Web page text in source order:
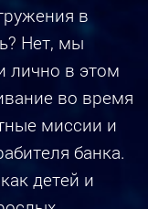
в
Нет, мы
лично в этом
во время
миссии и
банка.
детей и